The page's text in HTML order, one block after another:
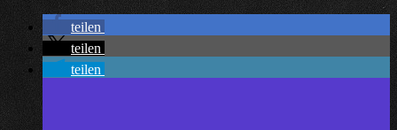
teilen
teilen
teilen